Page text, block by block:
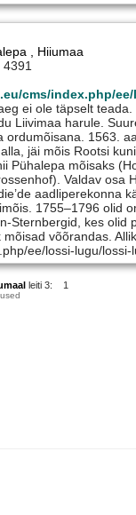
, Hiiumaa
4391
cms/index.php/
ei ole täpselt
Liivimaa harule.
ordumõisana. 1563.
jäi mõis Rootsi
Pühalepa mõisaks
Valdav osa
aadliperekonna
1755–1796 olid
Sternbergid, kes olid
mõisad võõrandas.
ee/lossi-lugu/lossi-
leiti 3: 1